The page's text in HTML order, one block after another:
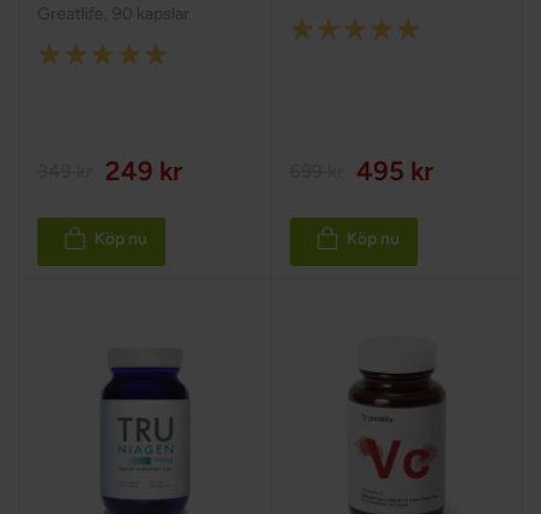
Greatlife 90 kapslar
Rating:
249 kr
Köp nu
Rating:
495 kr
Köp nu